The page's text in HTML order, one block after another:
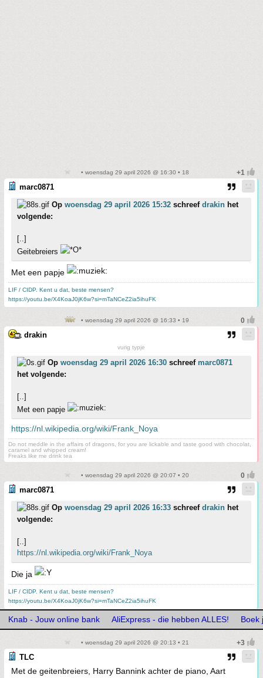
• woensdag 29 april 2026 @ 16:30 • 18
marc0871
Op woensdag 29 april 2026 15:32 schreef drakin het
volgende:
[..]
Geitebreiers
Met een papje
LIF / CIDP. Kent u dat, beste mensen?
https://youtu.be/X4KoaJ0jK6w?si=mTaNCeZ2ia5ihuFK
• woensdag 29 april 2026 @ 16:33 • 19
drakin
vurig typje
Op woensdag 29 april 2026 16:30 schreef marc0871
het volgende:
[..]
Met een papje
https://nl.wikipedia.org/wiki/Frank_Noya
Do not meddle in the affairs of dragons, for you are lickable and taste good with chocolat,
caramel and whipped cream!
Freaks like me drink tea
• woensdag 29 april 2026 @ 20:07 • 20
marc0871
Op woensdag 29 april 2026 16:33 schreef drakin het
volgende:
[..]
https://nl.wikipedia.org/wiki/Frank_Noya
Die ja
LIF / CIDP. Kent u dat, beste mensen?
https://youtu.be/X4KoaJ0jK6w?si=mTaNCeZ2ia5ihuFK
Knab - Jouw online bank AliExpress - die hebben ALLES! Boek
• woensdag 29 april 2026 @ 20:13 • 21
TLC
Met de geitenbreiers, Harry Bannink achter de piano, Aart